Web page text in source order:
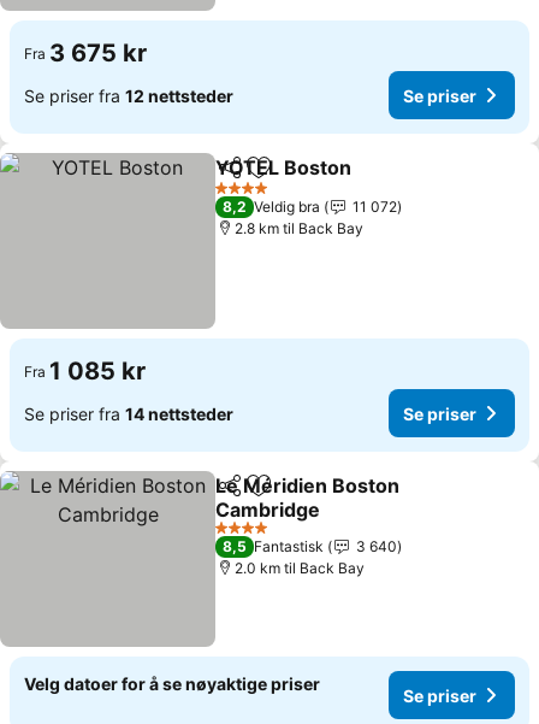
Fra 3 675 kr
Se priser fra 12 nettsteder Se priser
Del Legg til i favoritter
YOTEL Boston
4 Stjerner
8,2 Veldig bra
11 072
2.8 km til Back Bay
Fra 1 085 kr
Se priser fra 14 nettsteder Se priser
Del Legg til i favoritter
Le Méridien Boston
Cambridge
4 Stjerner
8,5 Fantastisk
3 640
2.0 km til Back Bay
Velg datoer for å se nøyaktige priser
Se priser